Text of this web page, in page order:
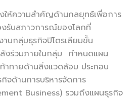
ให้ความสำคัญด้านกลยุทธ์เพื่อการ
รับสภาวการณ์ของโลกที่
นกลุ่มธุรกิจปิโตรเลียมขั้น
งร่วมภายในกลุ่ม กำหนดแผน
าทายด้านสิ่งแวดล้อม ประกอบ
จด้านการบริหารจัดการ
Business) รวมถึงแผนธุรกิจ